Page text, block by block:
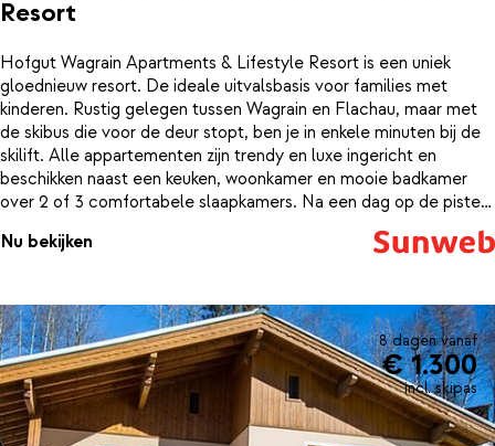
Resort
Hofgut Wagrain Apartments & Lifestyle Resort is een uniek
gloednieuw resort. De ideale uitvalsbasis voor families met
kinderen. Rustig gelegen tussen Wagrain en Flachau, maar met
de skibus die voor de deur stopt, ben je in enkele minuten bij de
skilift. Alle appartementen zijn trendy en luxe ingericht en
beschikken naast een keuken, woonkamer en mooie badkamer
over 2 of 3 comfortabele slaapkamers. Na een dag op de piste
Kom tot rust in een van de sauna’s of trek wat ontspannende
Kinderen zullen zich bij Hofgut Wagrain geen moment vervelen:
zwemmen, trampoline springen, kegelen of spelen in de ruime
binnenspeeltuin. Voor de kleintjes is er ook nog een hele leuke
kidsclub! Leuk om te weten: deze accommodatie beschikt over
een eigen skiverhuur - wil je materiaal huren, dan kun je hiervoor
direct bij de verhuur in je accommodatie terecht.
Nu bekijken
8 dagen vanaf
€ 1.300
incl. skipas